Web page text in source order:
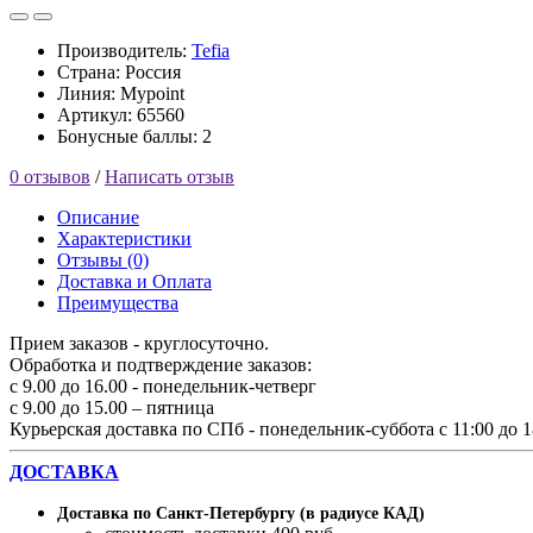
Производитель: Tefia
Страна: Россия
Линия: Mypoint
Артикул: 65560
Бонусные баллы: 2
0 отзывов /Написать отзыв
Описание
Характеристики
Отзывы (0)
Доставка и Оплата
Преимущества
Прием заказов - круглосуточно.
Обработка и подтверждение заказов:
с 9.00 до 16.00 - понедельник-четверг
с 9.00 до 15.00 – пятница
Курьерская доставка по СПб - понедельник-суббота с 11:00 до
ДОСТАВКА
Доставка по Санкт-Петербургу (в радиусе КАД)